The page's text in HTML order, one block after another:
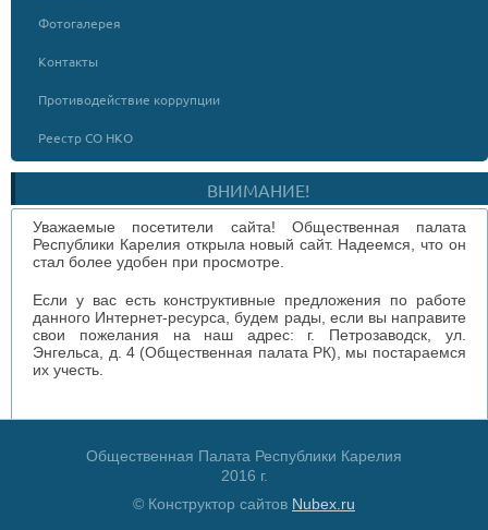
Фотогалерея
Контакты
Противодействие коррупции
Реестр СО НКО
ВНИМАНИЕ!
Уважаемые посетители сайта! Общественная палата
Республики Карелия открыла новый сайт. Надеемся, что он
стал более удобен при просмотре.
Если у вас есть конструктивные предложения по работе
данного Интернет-ресурса, будем рады, если вы направите
свои пожелания на наш адрес: г. Петрозаводск, ул.
Энгельса, д. 4 (Общественная палата РК), мы постараемся
их учесть.
Общественная Палата Республики Карелия
2016 г.
© Конструктор сайтов Nubex.ru